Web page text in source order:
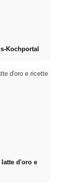
Kochportal
latte d'oro e